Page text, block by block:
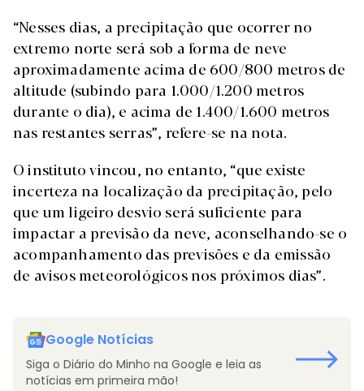
“Nesses dias, a precipitação que ocorrer no
extremo norte será sob a forma de neve
aproximadamente acima de 600/800 metros de
altitude (subindo para 1.000/1.200 metros
durante o dia), e acima de 1.400/1.600 metros
nas restantes serras”, refere-se na nota.
O instituto vincou, no entanto, “que existe
incerteza na localização da precipitação, pelo
que um ligeiro desvio será suficiente para
impactar a previsão da neve, aconselhando-se o
acompanhamento das previsões e da emissão
de avisos meteorológicos nos próximos dias”.
Google Notícias
Siga o Diário do Minho na Google e leia as
notícias em primeira mão!